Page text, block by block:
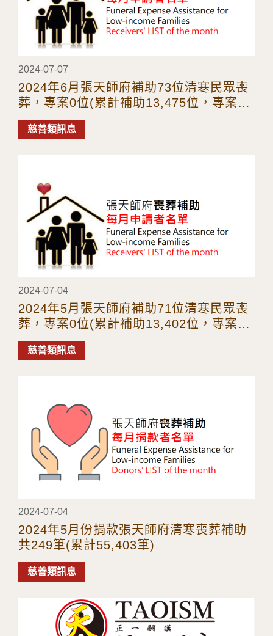
2024-07-07
2024年6月張天師府補助73位清寒民眾喪
葬，專案0位(累計補助13,475位，專案38
件)
慈善類訊息
2024-07-04
2024年5月張天師府補助71位清寒民眾喪
葬，專案0位(累計補助13,402位，專案38
件)
慈善類訊息
2024-07-04
2024年5月份捐款張天師府清寒喪葬補助
共249筆(累計55,403筆)
慈善類訊息